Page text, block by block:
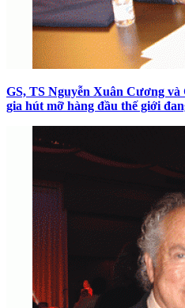
GS, TS Nguyễn Xuân Cương
gia hút mỡ hàng đầu thế giới